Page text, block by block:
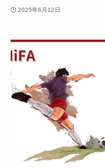
2025年6月12日